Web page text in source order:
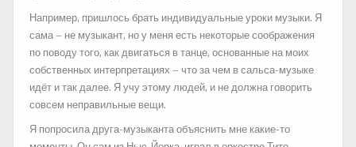
Например, пришлось брать индивидуальные уроки музыки. Я
сама – не музыкант, но у меня есть некоторые соображения
по поводу того, как двигаться в танце, основанные на моих
собственных интерпретациях – что за чем в сальса-музыке
идёт и так далее. Я учу этому людей, и не должна говорить
совсем неправильные вещи.
Я попросила друга-музыканта объяснить мне какие-то